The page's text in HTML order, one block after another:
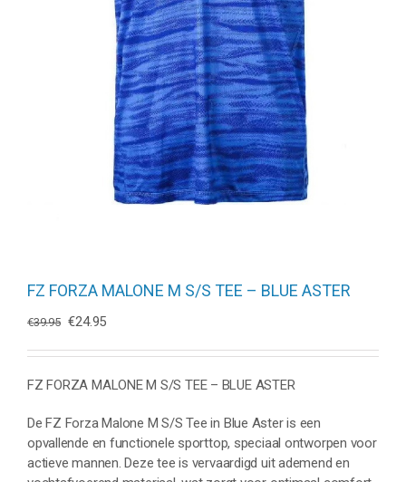
FZ FORZA MALONE M S/S TEE – BLUE ASTER
€39.95 Oorspronkelijke
was:
€39.95.
€24.95Huidige
is:
€24.95.
FZ FORZA MALONE M S/S TEE – BLUE ASTER
De FZ Forza Malone M S/S Tee in Blue Aster is een
opvallende en functionele sporttop, speciaal ontworpen voor
actieve mannen. Deze tee is vervaardigd uit ademend en